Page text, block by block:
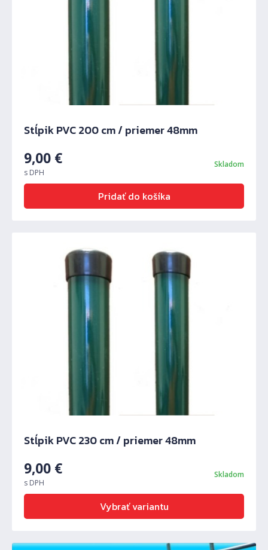
Stĺpik PVC 200 cm / priemer 48mm
9,00 €
s DPH
Skladom
Pridať do košíka
Stĺpik PVC 230 cm / priemer 48mm
9,00 €
s DPH
Skladom
Vybrať variantu
Predchádzajúci